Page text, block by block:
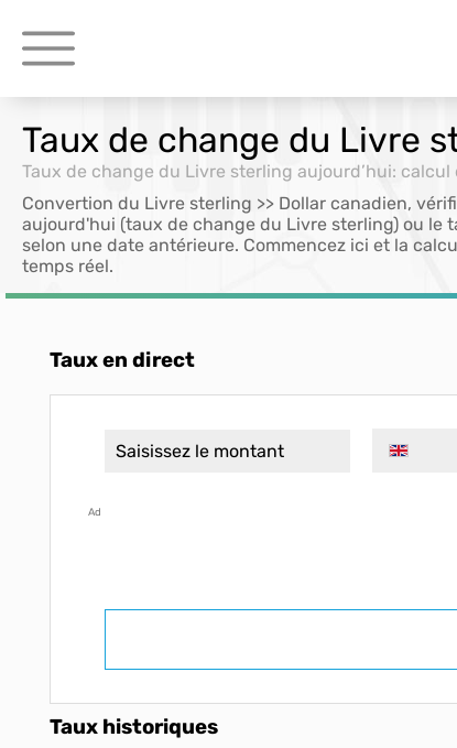
Taux de change du Livre
Taux de change du Livre sterling aujourd’hui: calcul
Convertion du Livre sterling >> Dollar canadien,
aujourd'hui (taux de change du Livre sterling) ou le
selon une date antérieure. Commencez ici et la
temps réel.
Taux en direct
Ad
Taux historiques